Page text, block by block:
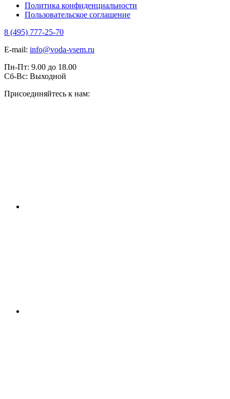
Политика конфиденциальности
Пользовательское соглашение
8 (495) 777-25-70
E-mail: info@voda-vsem.ru
Пн-Пт: 9.00 до 18.00
Сб-Вс: Выходной
Присоединяйтесь к нам: